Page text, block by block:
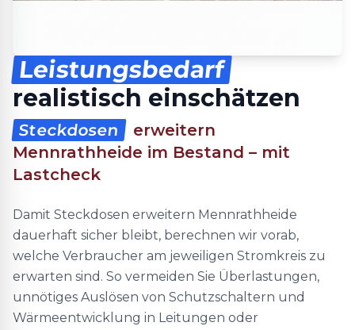
Leistungsbedarf
realistisch einschätzen
Steckdosen
erweitern
Mennrathheide im Bestand – mit
Lastcheck
Damit Steckdosen erweitern Mennrathheide
dauerhaft sicher bleibt, berechnen wir vorab,
welche Verbraucher am jeweiligen Stromkreis zu
erwarten sind. So vermeiden Sie Überlastungen,
unnötiges Auslösen von Schutzschaltern und
Wärmeentwicklung in Leitungen oder